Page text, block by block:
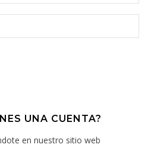
UNA CUENTA?
en nuestro sitio web